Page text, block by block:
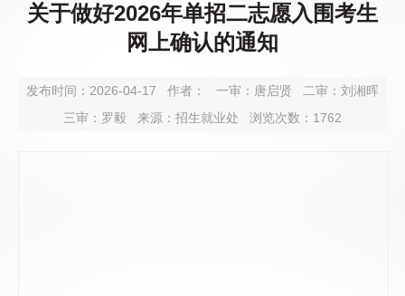
关于做好2026年单招二志愿入围考生
网上确认的通知
发布时间：2026-04-17 作者： 一审： 唐启贤 二审： 刘湘晖
三审： 罗毅 来源：招生就业处 浏览次数： 1762